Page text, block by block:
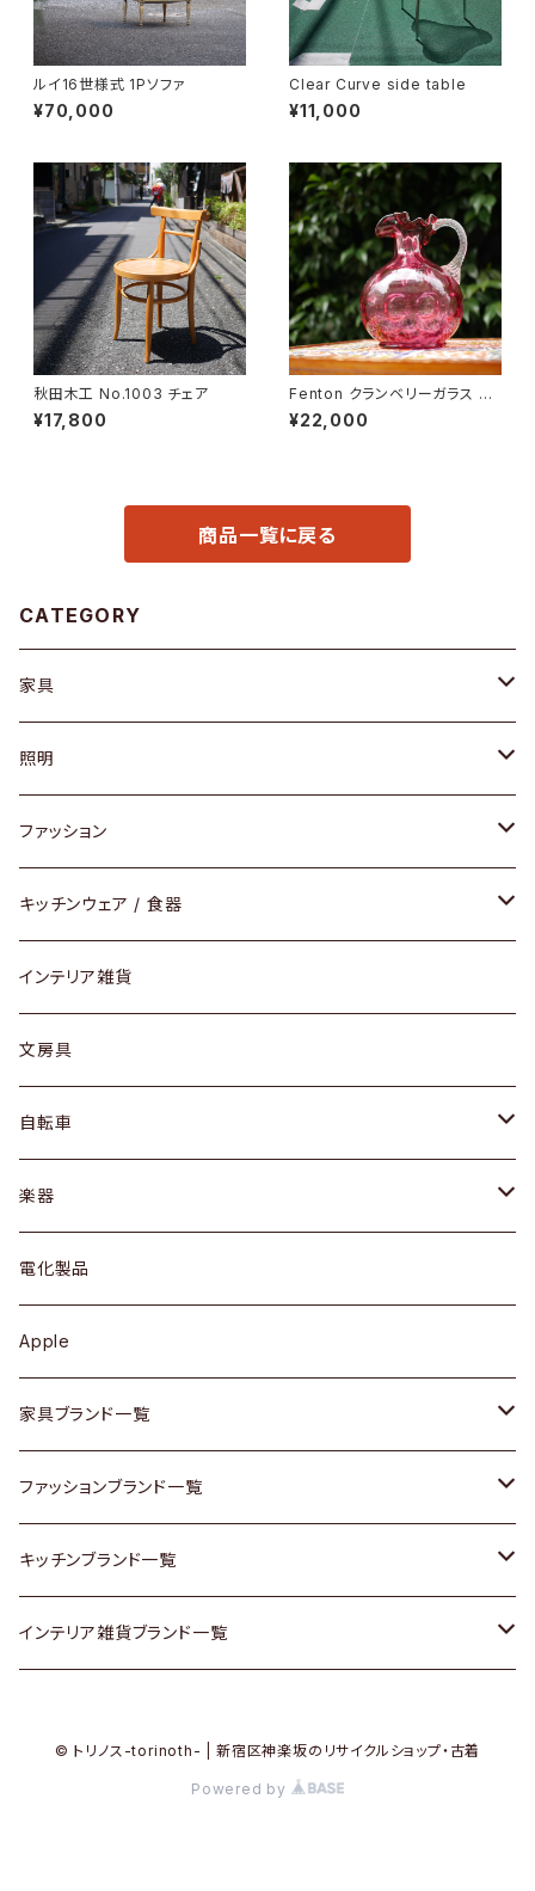
ルイ16世様式 1Pソファ
¥70,000
Clear Curve side table
¥11,000
秋田木工 No.1003 チェア
¥17,800
Fenton クランベリーガラス ピ
ッチャー
¥22,000
商品一覧に戻る
CATEGORY
家具
ソファ / ベンチ
チェア / スツール
ダイニングセット / ダイニングテーブル
ローテーブル / サイドテーブル
デスク / コンソール
ドレッサー
シェルフ
キュリオケース / 飾り棚
カップボード / 食器棚
チェスト
その他家具
Vintageヴィンテージ / Antiqueアンティーク
Designers / デザイナーズ
照明
ペンダントライト
テーブルランプ / デスクスタンド
フロアライト
ファッション
アクセサリー
リング
ピアス / イヤリング
財布
バッグ
アウター
トップス
ワンピース
ボトムス
靴
スカーフ
腕時計
Vintage / ヴィンテージ
キッチンウェア / 食器
グラス / タンブラー
カップ / マグ
プレート / ボウル
カトラリー
ケトル / ティーポット
鍋 / フライパン
Vintage / ヴィンテージ
銀製品
和物 / 作家物
その他キッチン雑貨
インテリア雑貨
文房具
自転車
dahon
楽器
ギター
ベース
その他楽器
電化製品
Apple
家具ブランド一覧
ACME Furniture / アクメ ファニチャー
ACTUS / アクタス
arflex / アルフレックス
ファッションブランド一覧
agnes b / アニエス ベー
BALLY / バリー
キッチンブランド一覧
ARABIA / アラビア
インテリア雑貨ブランド一覧
© トリノス-torinoth- | 新宿区神楽坂のリサイクルショップ・古着
Powered by